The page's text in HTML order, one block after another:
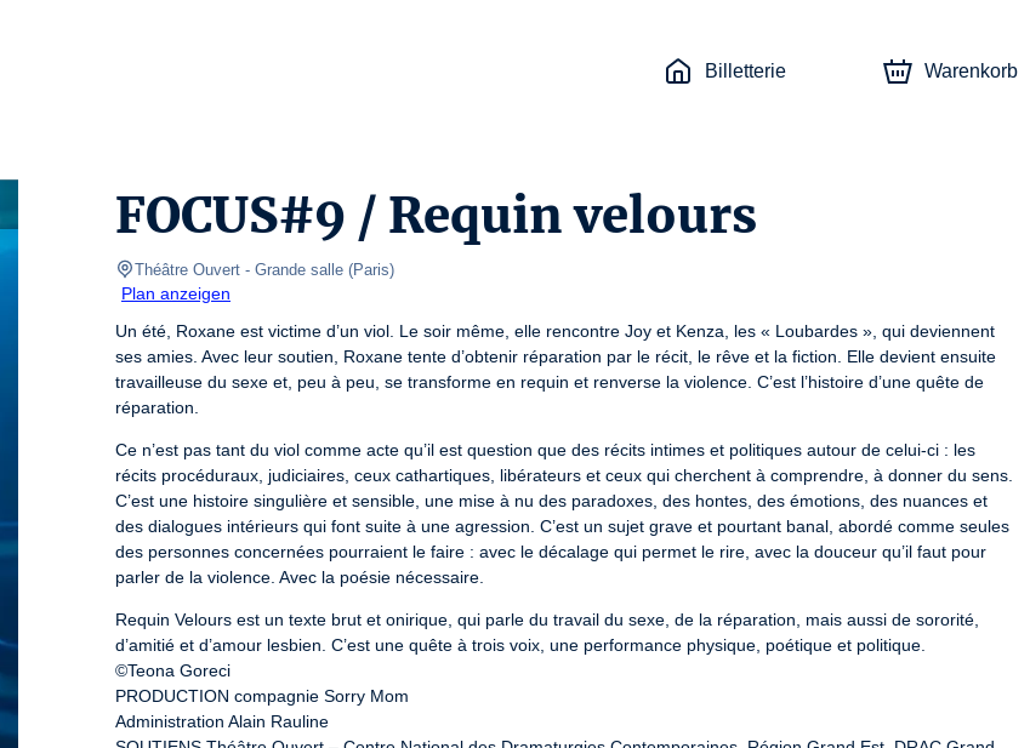
Billetterie Warenkorb
FOCUS#9 / Requin velours
Théâtre Ouvert - Grande salle (Paris)
Plan anzeigen
Un été, Roxane est victime d’un viol. Le soir même, elle rencontre Joy et Kenza, les « Loubardes », qui deviennent
ses amies. Avec leur soutien, Roxane tente d’obtenir réparation par le récit, le rêve et la fiction. Elle devient ensuite
travailleuse du sexe et, peu à peu, se transforme en requin et renverse la violence. C’est l’histoire d’une quête de
réparation.
Ce n’est pas tant du viol comme acte qu’il est question que des récits intimes et politiques autour de celui-ci : les
récits procéduraux, judiciaires, ceux cathartiques, libérateurs et ceux qui cherchent à comprendre, à donner du sens.
C’est une histoire singulière et sensible, une mise à nu des paradoxes, des hontes, des émotions, des nuances et
des dialogues intérieurs qui font suite à une agression. C’est un sujet grave et pourtant banal, abordé comme seules
des personnes concernées pourraient le faire : avec le décalage qui permet le rire, avec la douceur qu’il faut pour
parler de la violence. Avec la poésie nécessaire.
Requin Velours est un texte brut et onirique, qui parle du travail du sexe, de la réparation, mais aussi de sororité,
d’amitié et d’amour lesbien. C’est une quête à trois voix, une performance physique, poétique et politique.
©Teona Goreci
PRODUCTION compagnie Sorry Mom
Administration Alain Rauline